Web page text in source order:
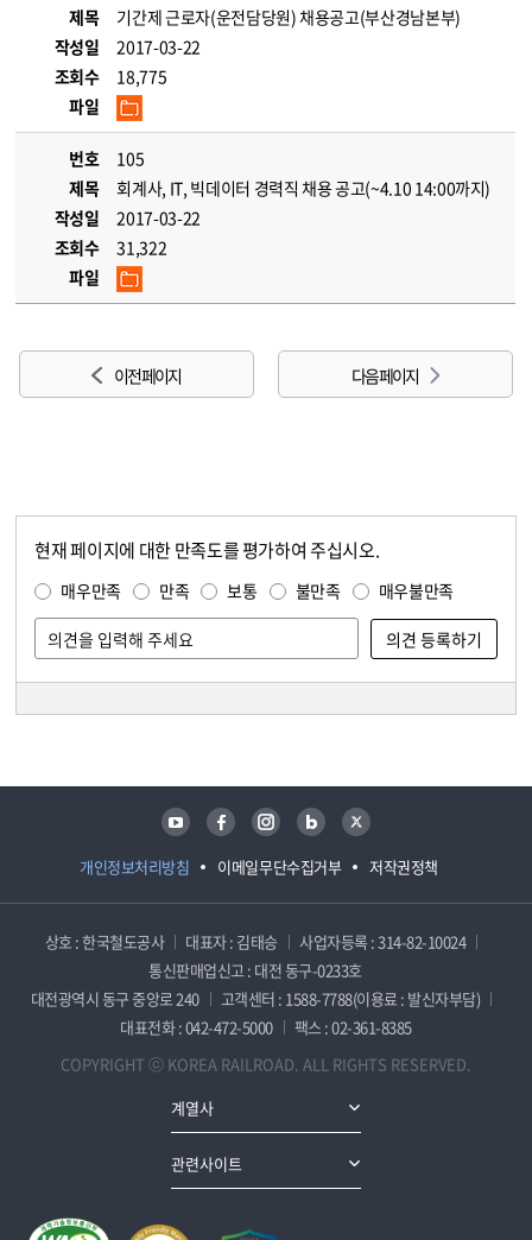
제목
기간제 근로자(운전담당원) 채용공고(부산경남본부)
작성일
2017-03-22
조회수
18,775
파일
번호
105
제목
회계사, IT, 빅데이터 경력직 채용 공고(~4.10 14:00까지)
작성일
2017-03-22
조회수
31,322
파일
이전 페이지 다음 페이지
현재 페이지에 대한 만족도를 평가하여 주십시오.
매우만족 만족 보통 불만족 매우불만족
개인정보처리방침 이메일무단수집거부 저작권정책
유튜브 페이스북 인스타그램 블로그 트위터
상호 : 한국철도공사 대표자 : 김태승
사업자등록 : 314-82-10024
통신판매업신고 : 대전 동구-0233호
대전광역시 동구 중앙로 240
고객센터 : 1588-7788(이용료 : 발신자부담)
대표전화 : 042-472-5000
팩스 : 02-361-8385
COPYRIGHT ⓒ KOREA RAILROAD. ALL RIGHTS RESERVED.
계열사
관련사이트